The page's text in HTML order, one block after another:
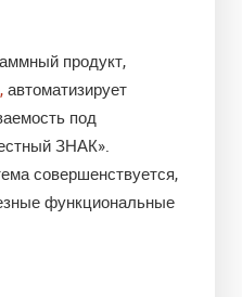
продукт,
автоматизирует
под
ЗНАК».
совершенствуется,
функциональные